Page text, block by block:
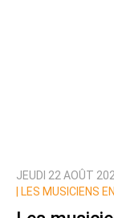
JEUDI 22 AOÛT
LES MUSICIENS